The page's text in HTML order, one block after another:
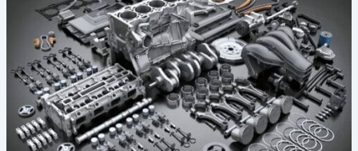
سيارات
للبيع
–
جربكسات
في
الخبر
–
الدمام